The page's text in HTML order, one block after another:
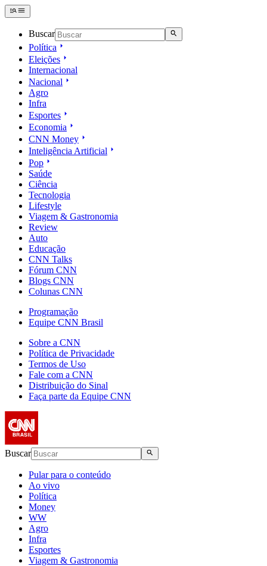
Buscar
Política
Eleições
Internacional
Nacional
Agro
Infra
Esportes
Economia
CNN Money
Inteligência Artificial
Pop
Saúde
Ciência
Tecnologia
Lifestyle
Viagem & Gastronomia
Review
Auto
Educação
CNN Talks
Fórum CNN
Blogs CNN
Colunas CNN
Programação
Equipe CNN Brasil
Sobre a CNN
Política de Privacidade
Termos de Uso
Fale com a CNN
Distribuição do Sinal
Faça parte da Equipe CNN
Buscar
Pular para o conteúdo
Ao vivo
Política
Money
WW
Agro
Infra
Esportes
Viagem & Gastronomia